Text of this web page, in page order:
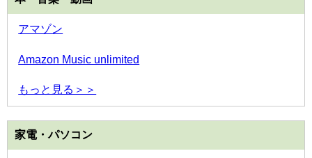
アマゾン
Amazon Music unlimited
もっと見る＞＞
家電・パソコン